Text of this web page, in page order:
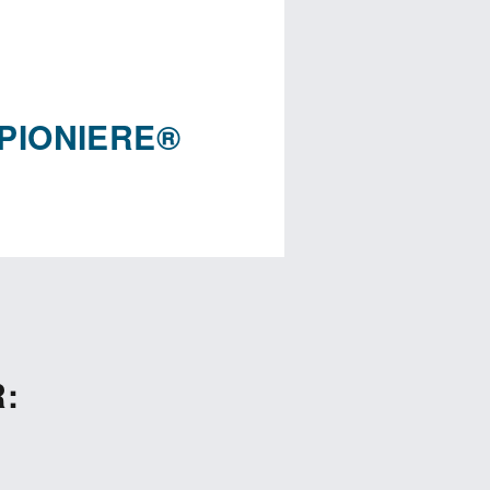
Business aufbauen? Dann
Mach dein Ding. Für